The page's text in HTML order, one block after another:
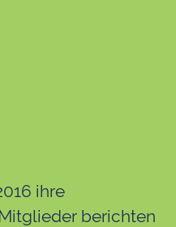
ihre
berichten